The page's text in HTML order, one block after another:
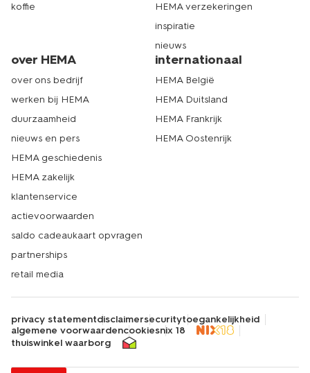
koffie
HEMA verzekeringen
inspiratie
nieuws
over HEMA
over ons bedrijf
werken bij HEMA
duurzaamheid
nieuws en pers
HEMA geschiedenis
HEMA zakelijk
klantenservice
actievoorwaarden
saldo cadeaukaart opvragen
partnerships
retail media
internationaal
HEMA België
HEMA Duitsland
HEMA Frankrijk
HEMA Oostenrijk
privacy statementdisclaimersecuritytoegankelijkheid
algemene voorwaardencookiesnix 18
thuiswinkel waarborg